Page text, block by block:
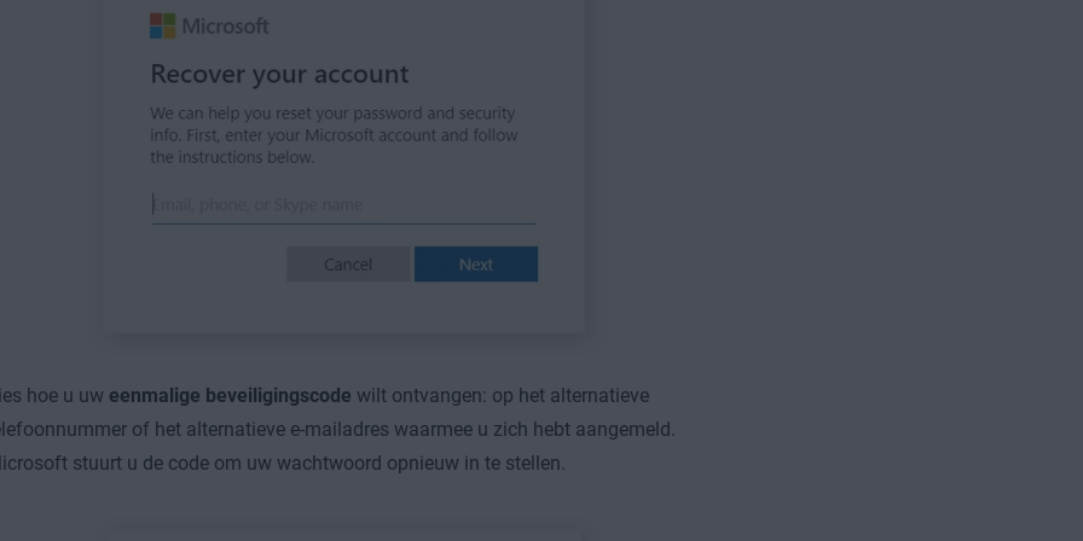
hoe u uw eenmalige beveiligingscode wilt ontvangen: op het alternatieve
of het alternatieve e-mailadres waarmee u zich hebt aangemeld.
stuurt u de code om uw wachtwoord opnieuw in te stellen.